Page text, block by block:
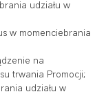
udziału w
w momenciebrania
na
trwania Promocji;
udziału w